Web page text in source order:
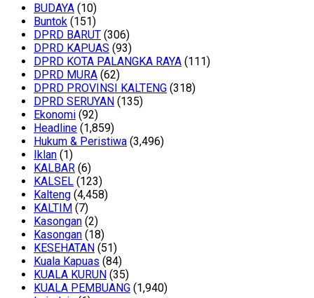
BUDAYA (10)
Buntok (151)
DPRD BARUT (306)
DPRD KAPUAS (93)
DPRD KOTA PALANGKA RAYA (111)
DPRD MURA (62)
DPRD PROVINSI KALTENG (318)
DPRD SERUYAN (135)
Ekonomi (92)
Headline (1,859)
Hukum & Peristiwa (3,496)
Iklan (1)
KALBAR (6)
KALSEL (123)
Kalteng (4,458)
KALTIM (7)
Kasongan (2)
Kasongan (18)
KESEHATAN (51)
Kuala Kapuas (84)
KUALA KURUN (35)
KUALA PEMBUANG (1,940)